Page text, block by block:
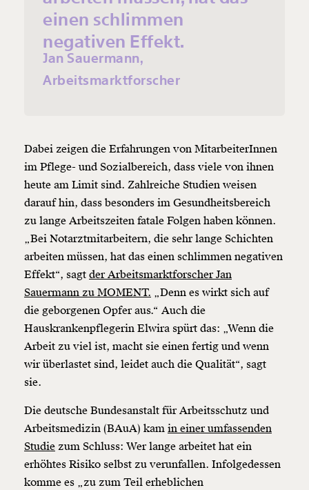
einen schlimmen
negativen Effekt.
Jan Sauermann,
Arbeitsmarktforscher
Dabei zeigen die Erfahrungen von MitarbeiterInnen
im Pflege- und Sozialbereich, dass viele von ihnen
heute am Limit sind. Zahlreiche Studien weisen
darauf hin, dass besonders im Gesundheitsbereich
zu lange Arbeitszeiten fatale Folgen haben können.
„Bei Notarztmitarbeitern, die sehr lange Schichten
arbeiten müssen, hat das einen schlimmen negativen
Effekt“, sagt der Arbeitsmarktforscher Jan
Sauermann zu MOMENT. „Denn es wirkt sich auf
die geborgenen Opfer aus.“ Auch die
Hauskrankenpflegerin Elwira spürt das: „Wenn die
Arbeit zu viel ist, macht sie einen fertig und wenn
wir überlastet sind, leidet auch die Qualität“, sagt
sie.
Die deutsche Bundesanstalt für Arbeitsschutz und
Arbeitsmedizin (BAuA) kam in einer umfassenden
Studie zum Schluss: Wer lange arbeitet hat ein
erhöhtes Risiko selbst zu verunfallen. Infolgedessen
komme es „zu zum Teil erheblichen